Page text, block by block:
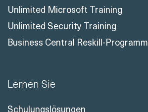
Unlimited Microsoft Training
Unlimited Security Training
Business Central Reskill-Programm
Lernen Sie
Schulungslösungen